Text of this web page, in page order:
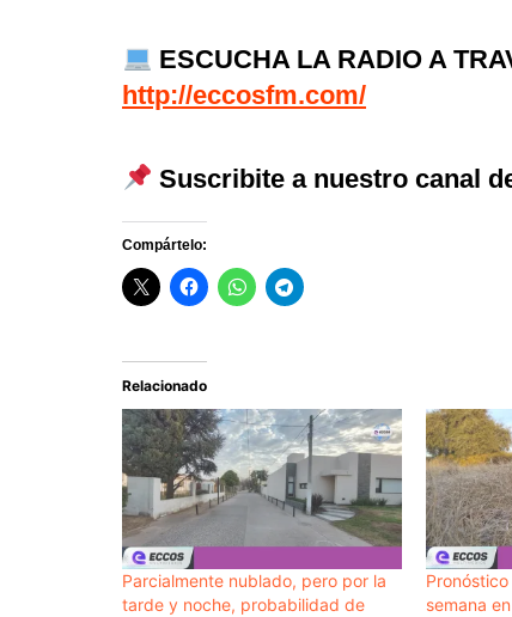
ESCUCHA LA RADIO A
http://eccosfm.com/
Suscribite a nuestro canal
Compártelo:
Relacionado
Parcialmente nublado, pero por la
tarde y noche, probabilidad de
semana